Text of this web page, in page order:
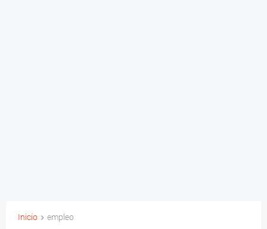
Inicio empleo